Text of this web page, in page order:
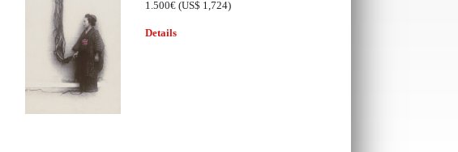
1.500€ (US$ 1,724)
Details